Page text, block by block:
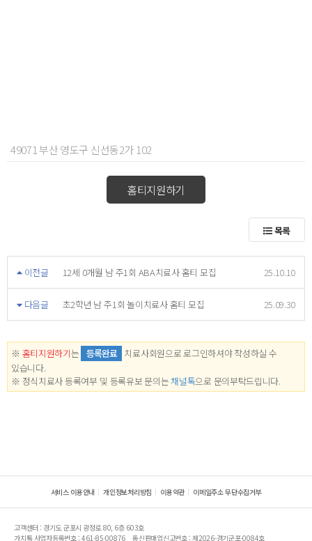
49071 부산 영도구 신선동2가 102
홈티지원하기
목록
이전글 12세 0개월 남 주1회 ABA치료사 홈티 모집 25.10.10
다음글 초2학년 남 주1회 놀이치료사 홈티 모집 25.09.30
※ 홈티지원하기는 등록완료 치료사회원으로 로그인하셔야 작성하실 수
있습니다.
※ 정식치료사 등록여부 및 등록유보 문의는 채널톡으로 문의부탁드립니다.
서비스 이용안내 개인정보처리방침 이용약관 이메일주소 무단수집거부
고객센터 : 경기도 군포시 광정로 80, 6층 603호
가치톡 사업자등록번호 : 461-85-00876
통신판매업신고번호 : 제2026-경기군포-0084호